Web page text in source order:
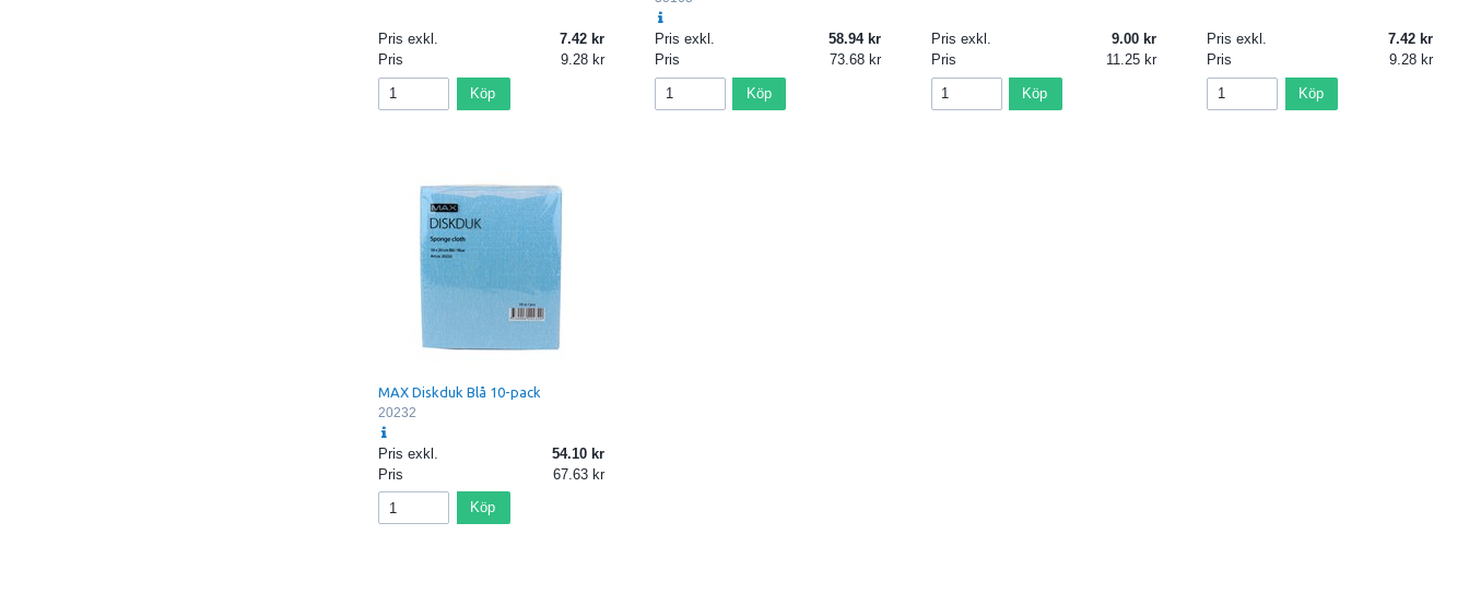
Pris exkl.
7.42
Pris
9.28
Köp
Pris exkl.
58.94
Pris
73.68
Köp
Pris exkl.
9.00
Pris
11.25
Köp
Pris exkl.
7.42
Pris
9.28
Köp
MAX Diskduk Blå 10-pack
20232
Pris exkl.
54.10
Pris
67.63
Köp